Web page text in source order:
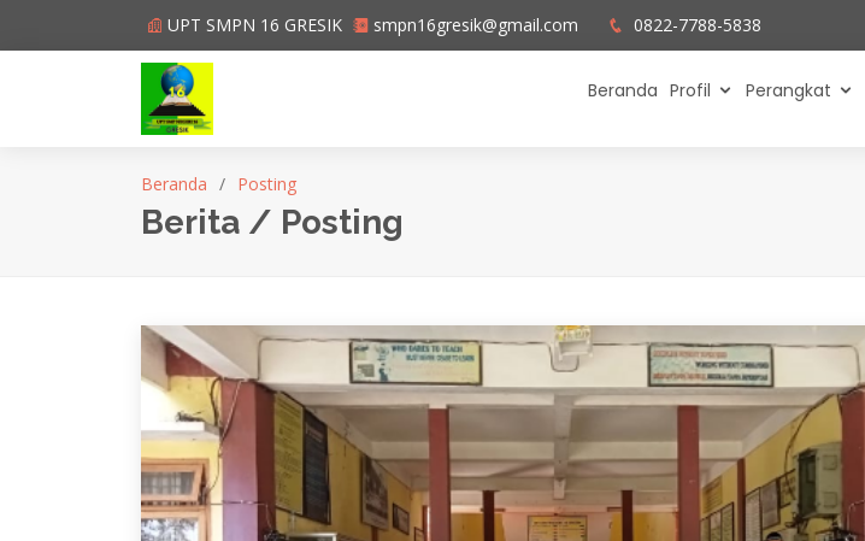
UPT SMPN 16 GRESIK smpn16gresik@gmail.com 0822-7788-5838
Beranda Profil Perangkat
Beranda Posting
Berita / Posting